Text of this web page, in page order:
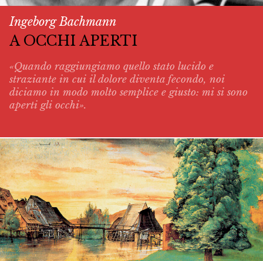
Ingeborg Bachmann
A OCCHI APERTI
«Quando raggiungiamo quello stato lucido e
straziante in cui il dolore diventa fecondo, noi
diciamo in modo molto semplice e giusto: mi si sono
aperti gli occhi».